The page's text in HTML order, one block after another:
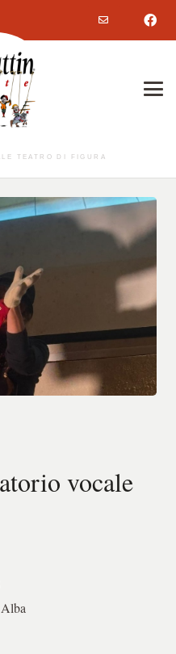
TEATRO DI FIGURA
vocale